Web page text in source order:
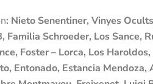
: Nieto Senentiner, Vinyes Ocults
Familia Schroeder, Los Sance,
Foster – Lorca, Los
Entonado, Estancia